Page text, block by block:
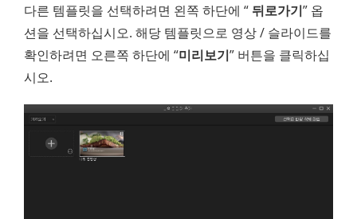
다른 템플릿을 선택하려면 왼쪽 하단에 “ 뒤로가기” 옵
션을 선택하십시오. 해당 템플릿으로 영상 / 슬라이드를
확인하려면 오른쪽 하단에 “미리보기” 버튼을 클릭하십
시오.